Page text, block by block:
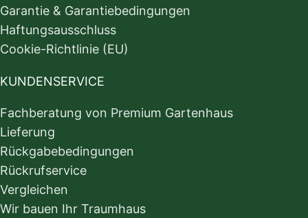
Garantie & Garantiebedingungen
Haftungsausschluss
Cookie-Richtlinie (EU)
KUNDENSERVICE
Fachberatung von Premium Gartenhaus
Lieferung
Rückgabebedingungen
Rückrufservice
Vergleichen
Wir bauen Ihr Traumhaus